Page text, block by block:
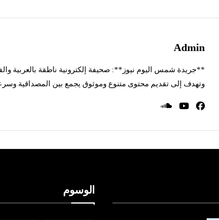
Admin
**جريدة شمس اليوم نيوز**: صحيفة إلكترونية ناطقة بالعربية
وتهدف إلى تقديم محتوى متنوع وموثوق يجمع بين المصداقية
الوسوم